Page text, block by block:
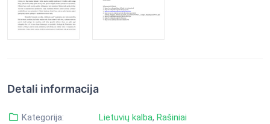
Detali informacija
Kategorija: Lietuvių kalba, Rašiniai